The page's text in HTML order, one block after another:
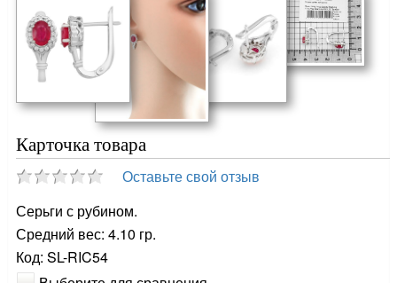
Карточка товара
Оставьте свой отзыв
Серьги с рубином.
Средний вес: 4.10 гр.
Код: SL-RIC54